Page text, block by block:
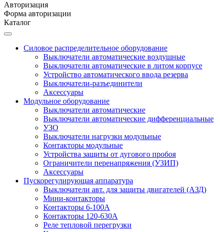
Авторизация
Форма авторизации
Каталог
Силовое распределительное оборудование
Выключатели автоматические воздушные
Выключатели автоматические в литом корпусе
Устройство автоматического ввода резерва
Выключатели-разъединители
Аксессуары
Модульное оборудование
Выключатели автоматические
Выключатели автоматические дифференциальные
УЗО
Выключатели нагрузки модульные
Контакторы модульные
Устройства защиты от дугового пробоя
Ограничители перенапряжения (УЗИП)
Аксессуары
Пускорегулирующая аппаратура
Выключатели авт. для защиты двигателей (АЗД)
Мини-контакторы
Контакторы 6-100А
Контакторы 120-630A
Реле тепловой перегрузки